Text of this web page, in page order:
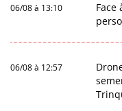
06/08 à 13:10
06/08 à 12:57